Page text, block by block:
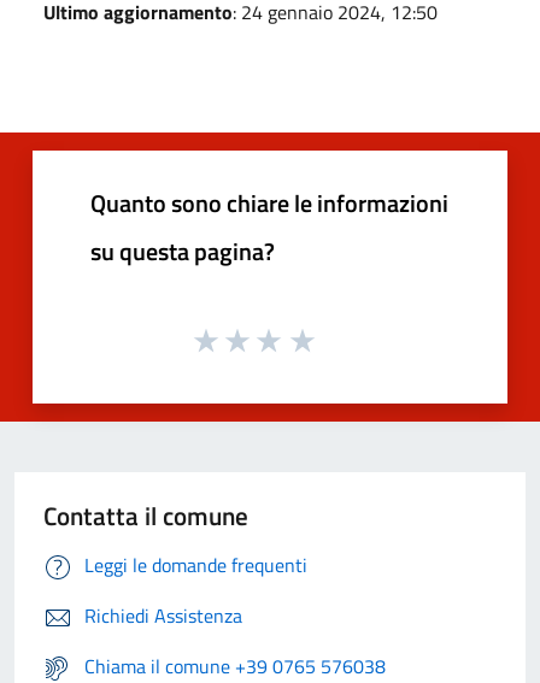
Ultimo aggiornamento: 24 gennaio 2024, 12:50
Quanto sono chiare le informazioni
su questa pagina?
Contatta il comune
Leggi le domande frequenti
Richiedi Assistenza
Chiama il comune +39 0765 576038